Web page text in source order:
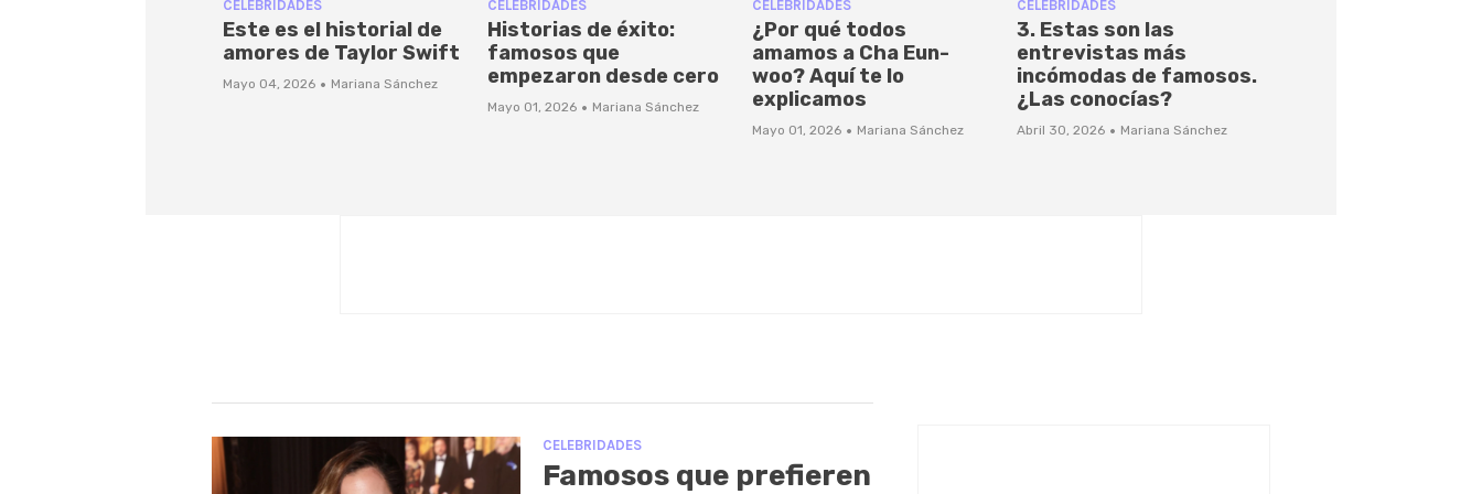
CELEBRIDADES
Este es el historial de
amores de Taylor Swift
Mayo 04, 2026 · Mariana Sánchez
CELEBRIDADES
Historias de éxito:
famosos que
empezaron desde cero
Mayo 01, 2026 · Mariana Sánchez
CELEBRIDADES
¿Por qué todos
amamos a Cha Eun-
woo? Aquí te lo
explicamos
Mayo 01, 2026 · Mariana Sánchez
CELEBRIDADES
3. Estas son las
entrevistas más
incómodas de famosos.
¿Las conocías?
Abril 30, 2026 · Mariana Sánchez
CELEBRIDADES
Famosos que prefieren